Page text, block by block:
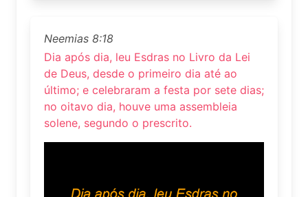
Neemias 8:18
Dia após dia, leu Esdras no Livro da Lei
de Deus, desde o primeiro dia até ao
último; e celebraram a festa por sete dias;
no oitavo dia, houve uma assembleia
solene, segundo o prescrito.